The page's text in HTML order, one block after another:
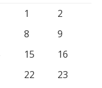
1
2
8
9
15
16
22
23